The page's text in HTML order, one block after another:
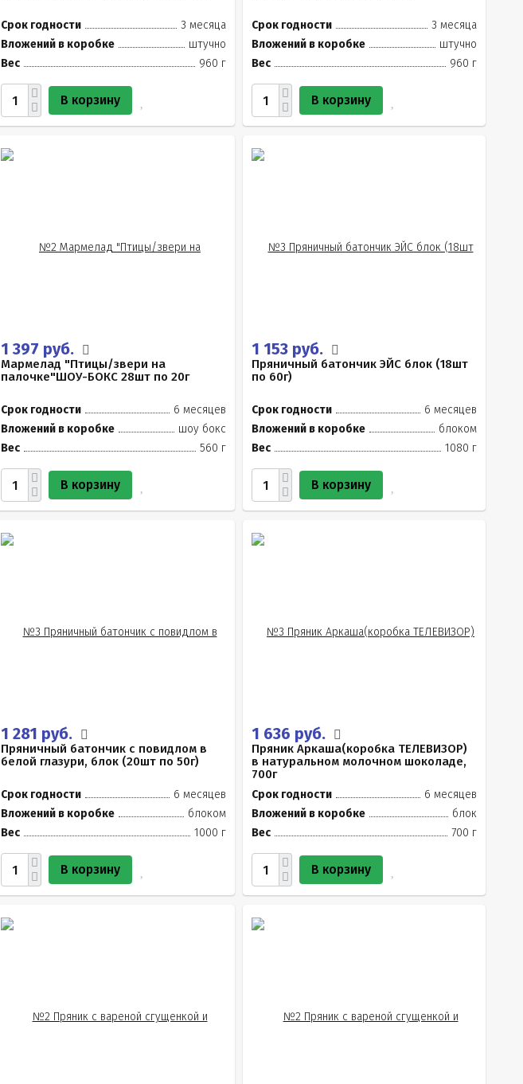
Срок годности
3 месяца
Вложений в коробке
штучно
Вес
960 г
В корзину
Срок годности
3 месяца
Вложений в коробке
штучно
Вес
960 г
В корзину
1 397 руб.
Мармелад "Птицы/звери на
палочке"ШОУ-БОКС 28шт по 20г
Срок годности
6 месяцев
Вложений в коробке
шоу бокс
Вес
560 г
В корзину
1 153 руб.
Пряничный батончик ЭЙС блок (18шт
по 60г)
Срок годности
6 месяцев
Вложений в коробке
блоком
Вес
1080 г
В корзину
1 281 руб.
Пряничный батончик с повидлом в
белой глазури, блок (20шт по 50г)
Срок годности
6 месяцев
Вложений в коробке
блоком
Вес
1000 г
В корзину
1 636 руб.
Пряник Аркаша(коробка ТЕЛЕВИЗОР)
в натуральном молочном шоколаде,
700г
Срок годности
6 месяцев
Вложений в коробке
блок
Вес
700 г
В корзину